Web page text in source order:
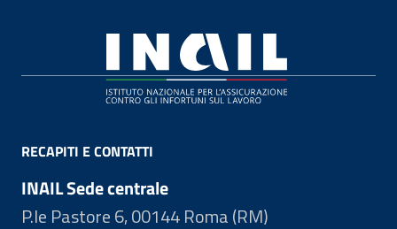
RECAPITI E CONTATTI
INAIL Sede centrale
P.le Pastore 6, 00144 Roma (RM)